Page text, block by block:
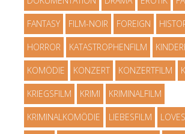
FANTASY FILM-NOIR FOREIGN
HORROR KATASTROPHENFILM
KOMÖDIE KONZERT KONZERTFILM
KRIEGSFILM KRIMI KRIMINALFILM
KRIMINALKOMÖDIE LIEBESFILM